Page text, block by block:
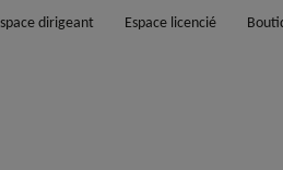
dirigeant Espace licencié